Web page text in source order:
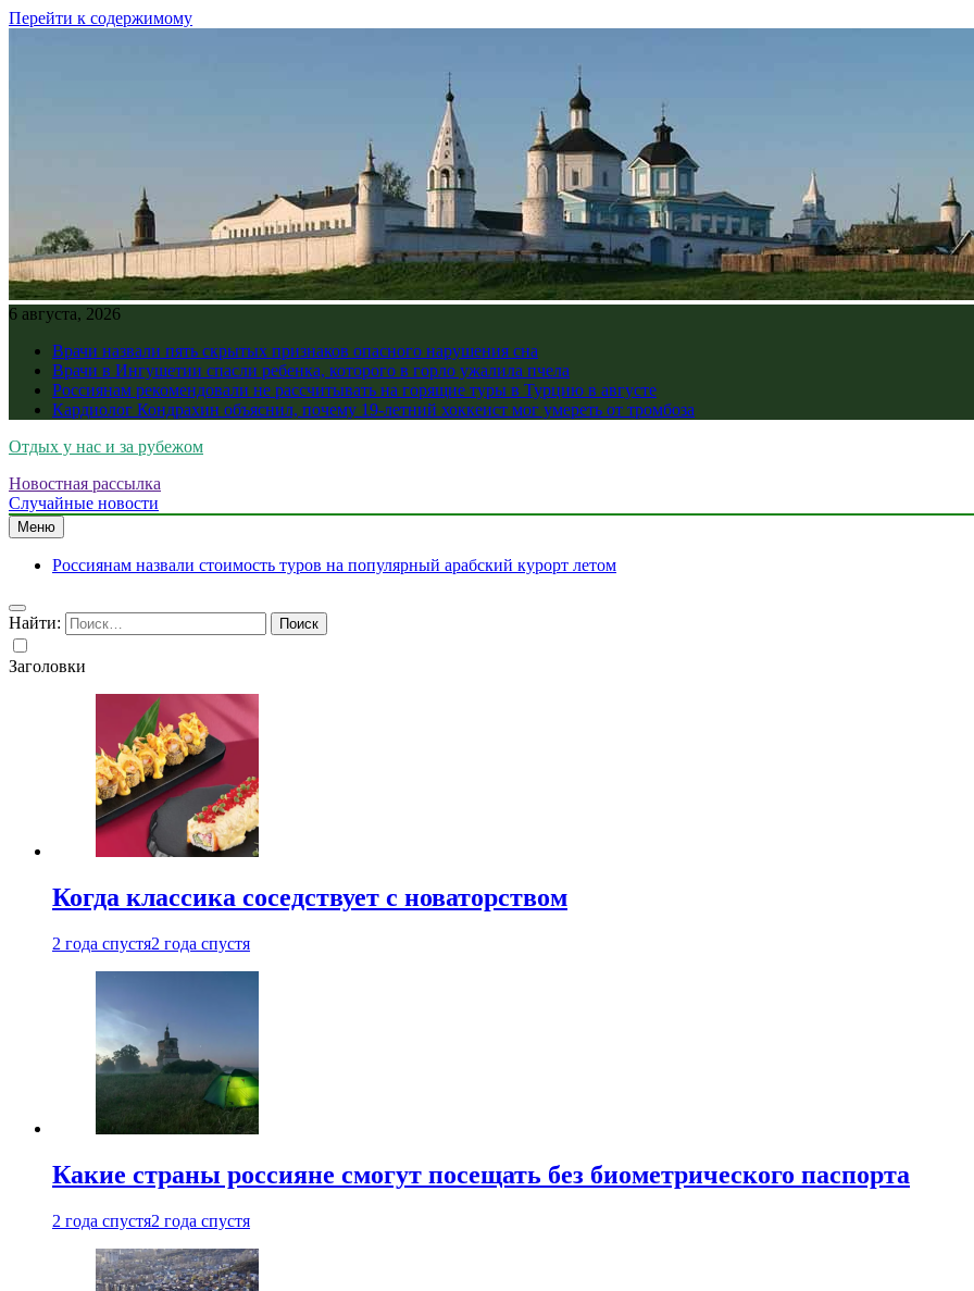
Перейти к содержимому
6 августа, 2026
Врачи назвали пять скрытых признаков опасного нарушения сна
Врачи в Ингушетии спасли ребенка, которого в горло ужалила пчела
Россиянам рекомендовали не рассчитывать на горящие туры в Турцию в августе
Кардиолог Кондрахин объяснил, почему 19-летний хоккеист мог умереть от тромбоза
Отдых у нас и за рубежом
Новостная рассылка
Случайные новости
Меню
Россиянам назвали стоимость туров на популярный арабский курорт летом
Найти:
Заголовки
Когда классика соседствует с новаторством
2 года спустя2 года спустя
Какие страны россияне смогут посещать без биометрического паспорта
2 года спустя2 года спустя